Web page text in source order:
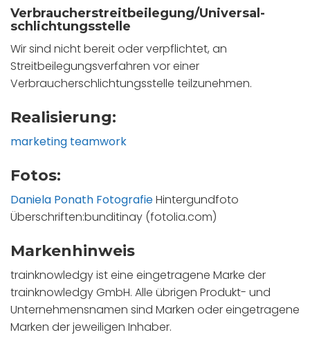
Verbraucher­streit­beilegung/Universal­
schlichtungs­stelle
Wir sind nicht bereit oder verpflichtet, an
Streitbeilegungsverfahren vor einer
Verbraucherschlichtungsstelle teilzunehmen.
Realisierung:
marketing teamwork
Fotos:
Daniela Ponath FotografieHintergundfoto
Überschriften:bunditinay (fotolia.com)
Markenhinweis
trainknowledgy ist eine eingetragene Marke der
trainknowledgy GmbH. Alle übrigen Produkt- und
Unternehmensnamen sind Marken oder eingetragene
Marken der jeweiligen Inhaber.